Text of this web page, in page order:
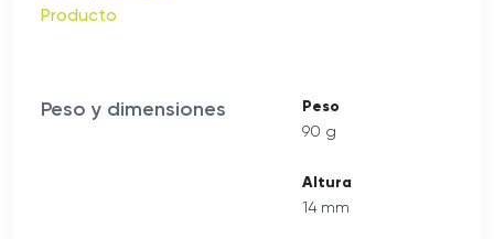
Producto
Peso y dimensiones Peso
90 g
Altura
14 mm